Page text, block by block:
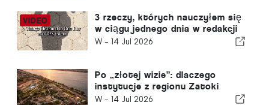
3 rzeczy, których nauczyłem się
w ciągu jednego dnia w redakcji
„The Portugal News”
W - 14 Jul 2026
Po „złotej wizie”: dlaczego
instytucje z regionu Zatoki
Perskiej nadal inwestują w
W - 14 Jul 2026